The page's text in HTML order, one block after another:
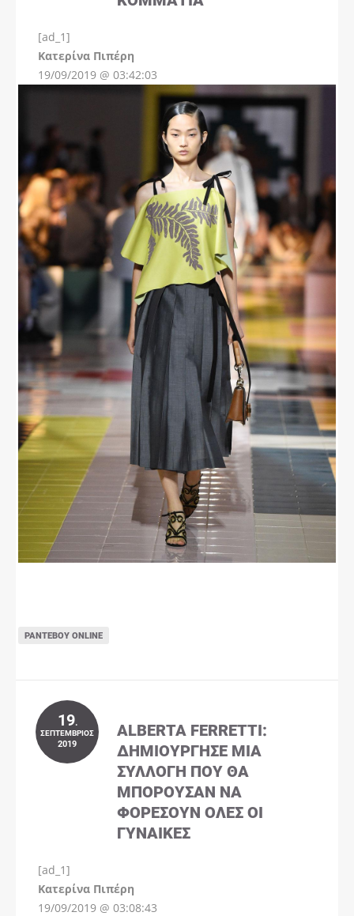
[ad_1]
Kατερίνα Πιπέρη
19/09/2019 @ 03:42:03
ΡΑΝΤΕΒΟΎ ONLINE
19.
ΣΕΠΤΈΜΒΡΙΟΣ
2019
ALBERTA FERRETTI:
ΔΗΜΙΟΎΡΓΗΣΕ ΜΊΑ
ΣΥΛΛΟΓΉ ΠΟΥ ΘΑ
ΜΠΟΡΟΎΣΑΝ ΝΑ
ΦΟΡΈΣΟΥΝ ΌΛΕΣ ΟΙ
ΓΥΝΑΊΚΕΣ
[ad_1]
Kατερίνα Πιπέρη
19/09/2019 @ 03:08:43